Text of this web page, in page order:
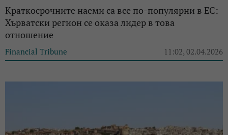
Краткосрочните наеми са все по-популярни в ЕС:
Хърватски регион се оказа лидер в това
отношение
Financial Tribune 11:02, 02.04.2026